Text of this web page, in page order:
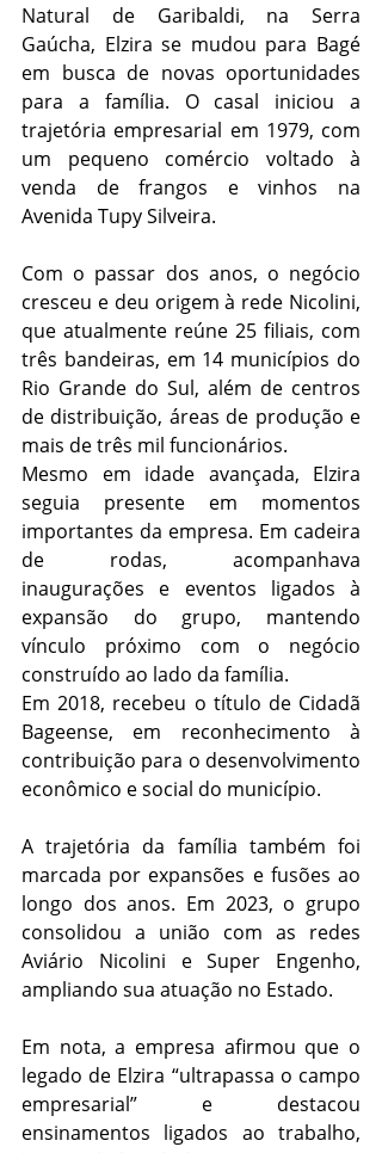
Natural de Garibaldi, na Serra
Gaúcha, Elzira se mudou para Bagé
em busca de novas oportunidades
para a família. O casal iniciou a
trajetória empresarial em 1979, com
um pequeno comércio voltado à
venda de frangos e vinhos na
Avenida Tupy Silveira.
Com o passar dos anos, o negócio
cresceu e deu origem à rede Nicolini,
que atualmente reúne 25 filiais, com
três bandeiras, em 14 municípios do
Rio Grande do Sul, além de centros
de distribuição, áreas de produção e
mais de três mil funcionários.
Mesmo em idade avançada, Elzira
seguia presente em momentos
importantes da empresa. Em cadeira
de rodas, acompanhava
inaugurações e eventos ligados à
expansão do grupo, mantendo
vínculo próximo com o negócio
construído ao lado da família.
Em 2018, recebeu o título de Cidadã
Bageense, em reconhecimento à
contribuição para o desenvolvimento
econômico e social do município.
A trajetória da família também foi
marcada por expansões e fusões ao
longo dos anos. Em 2023, o grupo
consolidou a união com as redes
Aviário Nicolini e Super Engenho,
ampliando sua atuação no Estado.
Em nota, a empresa afirmou que o
legado de Elzira “ultrapassa o campo
empresarial” e destacou
ensinamentos ligados ao trabalho,